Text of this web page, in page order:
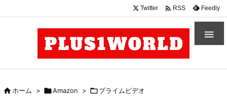

Twitter  RSS Feedly
ホーム > Amazon > プライムビデオ